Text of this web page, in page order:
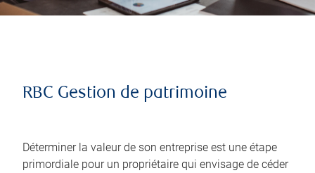
RBC Gestion de patrimoine
Déterminer la valeur de son entreprise est une étape
primordiale pour un propriétaire qui envisage de céder